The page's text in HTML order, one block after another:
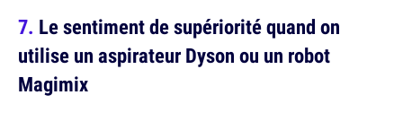
Le sentiment de supériorité quand on
utilise un aspirateur Dyson ou un robot
Magimix